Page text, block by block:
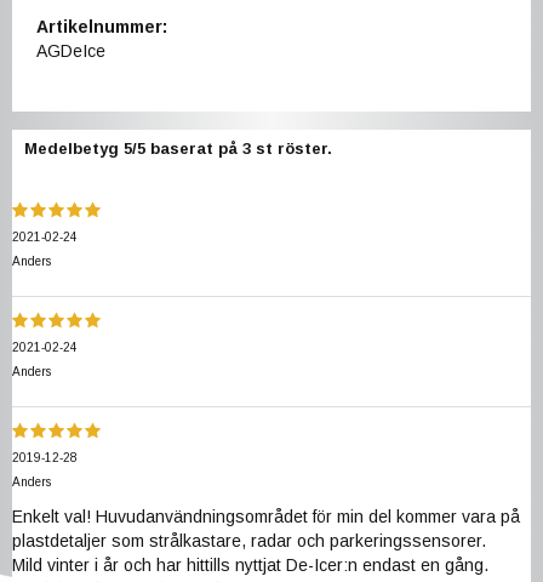
Artikelnummer:
AGDeIce
Medelbetyg 5/5 baserat på 3 st röster.
2021-02-24
Anders
2021-02-24
Anders
2019-12-28
Anders
Enkelt val! Huvudanvändningsområdet för min del kommer vara på
plastdetaljer som strålkastare, radar och parkeringssensorer.
Mild vinter i år och har hittills nyttjat De-Icer:n endast en gång.